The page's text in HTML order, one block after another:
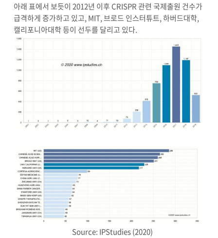
아래 표에서 보듯이 2012년 이후 CRISPR 관련 국제출원 건수가
급격하게 증가하고 있고, MIT, 브로드 인스터튜트, 하버드대학,
캘리포니아대학 등이 선두를 달리고 있다.
Source: IPStudies (2020)